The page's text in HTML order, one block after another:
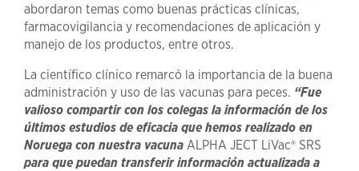
abordaron temas como buenas prácticas clínicas,
farmacovigilancia y recomendaciones de aplicación y
manejo de los productos, entre otros.
La científico clínico remarcó la importancia de la buena
administración y uso de las vacunas para peces. “Fue
valioso compartir con los colegas la información de los
últimos estudios de eficacia que hemos realizado en
Noruega con nuestra vacuna ALPHA JECT LiVac® SRS
para que puedan transferir información actualizada a